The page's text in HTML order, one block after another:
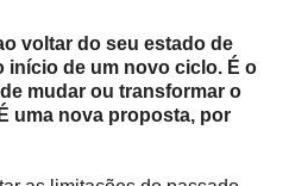
voltar do seu estado de
início de um novo ciclo. É o
mudar ou transformar o
uma nova proposta, por